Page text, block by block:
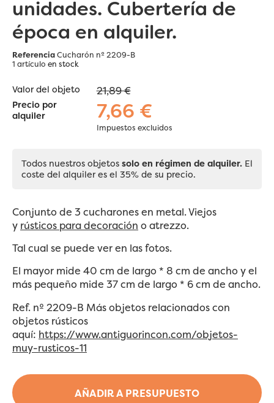
unidades. Cubertería de
época en alquiler.
ReferenciaCucharón nº 2209-B
1 artículo en stock
AÑADIR A PRESUPUESTO
Valor del objeto 21,89 €
Precio por
alquiler
7,66 €
Impuestos excluidos
Todos nuestros objetos solo en régimen de alquiler. El
coste del alquiler es el 35% de su precio.
Conjunto de 3 cucharones en metal. Viejos
y rústicos para decoración o atrezzo.
Tal cual se puede ver en las fotos.
El mayor mide 40 cm de largo * 8 cm de ancho y el
más pequeño mide 37 cm de largo * 6 cm de ancho.
Ref. nº 2209-B Más objetos relacionados con
objetos rústicos
aquí: https://www.antiguorincon.com/objetos-
muy-rusticos-11